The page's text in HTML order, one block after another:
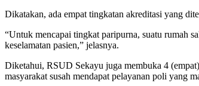
Dikatakan, ada empat tingkatan akreditasi yang
“Untuk mencapai tingkat paripurna, suatu rumah
keselamatan pasien,” jelasnya.
Diketahui, RSUD Sekayu juga membuka 4
masyarakat susah mendapat pelayanan poli yang